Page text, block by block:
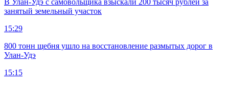
В Улан-Удэ с самовольщика взыскали 200 тысяч рублей за
занятый земельный участок
15:29
800 тонн щебня ушло на восстановление размытых дорог в
Улан-Удэ
15:15